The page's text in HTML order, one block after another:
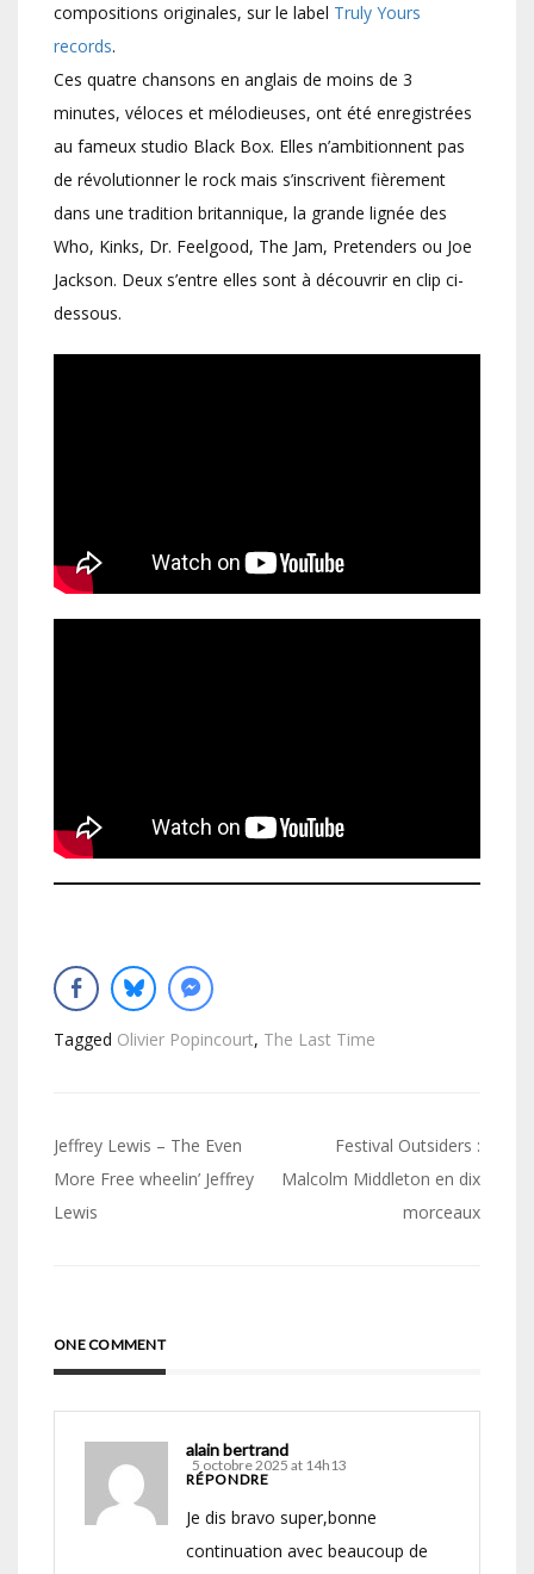
compositions originales, sur le label Truly Yours
records.
Ces quatre chansons en anglais de moins de 3
minutes, véloces et mélodieuses, ont été enregistrées
au fameux studio Black Box. Elles n’ambitionnent pas
de révolutionner le rock mais s’inscrivent fièrement
dans une tradition britannique, la grande lignée des
Who, Kinks, Dr. Feelgood, The Jam, Pretenders ou Joe
Jackson. Deux s’entre elles sont à découvrir en clip ci-
dessous.
Tagged Olivier Popincourt, The Last Time
Navigation
de
l’article
Jeffrey Lewis – The Even
More Free wheelin’ Jeffrey
Lewis
Festival Outsiders :
Malcolm Middleton en dix
morceaux
ONE COMMENT
alain bertrand
5 octobre 2025 at 14h13
RÉPONDRE
Je dis bravo super,bonne
continuation avec beaucoup de